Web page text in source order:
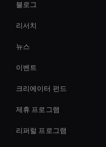
Interactive Hologram
Entertainment Ai Avatar
Enterprise Ai Avatar Solutions
AI 비디오 트랜지션 메이커
AI 비디오 챗봇 솔루션
블로그
리서치
뉴스
이벤트
크리에이터 펀드
제휴 프로그램
리퍼럴 프로그램